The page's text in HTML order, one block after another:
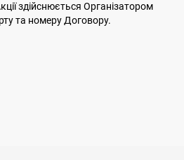
здійснюється Організатором
та номеру Договору.